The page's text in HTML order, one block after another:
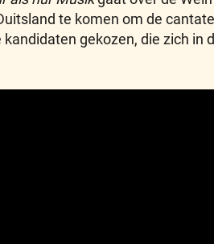
te komen om de
kandidaten gekozen, die zich